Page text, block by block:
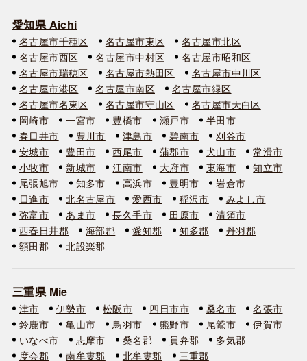
愛知県 Aichi
名古屋市千種区 名古屋市東区
名古屋市北区
名古屋市西区
名古屋市中村区
名古屋市昭和区
名古屋市瑞穂区
名古屋市熱田区
名古屋市中川区
名古屋市港区
名古屋市南区
名古屋市緑区
名古屋市名東区
名古屋市守山区
名古屋市天白区
岡崎市
一宮市 豊橋市 瀬戸市
半田市
春日井市
豊川市 津島市 碧南市
刈谷市
安城市
豊田市 西尾市 蒲郡市 犬山市
常滑市
小牧市
新城市 江南市 大府市 東海市
知立市
尾張旭市
知多市 高浜市 豊明市
岩倉市
日進市
北名古屋市 愛西市 稲沢市
みよし市
弥富市
あま市 長久手市 田原市
清須市
西春日井郡
海部郡 愛知郡 知多郡
丹羽郡
額田郡
北設楽郡
三重県 Mie
津市 伊勢市 松阪市 四日市市 桑名市
名張市
鈴鹿市
亀山市 鳥羽市 熊野市 尾鷲市
伊賀市
いなべ市
志摩市 桑名郡 員弁郡
多気郡
度会郡
南牟婁郡 北牟婁郡 三重郡